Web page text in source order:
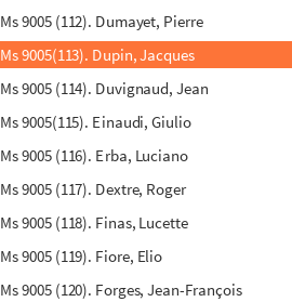
Ms 9005 (112). Dumayet, Pierre
Ms 9005(113). Dupin, Jacques
Ms 9005 (114). Duvignaud, Jean
Ms 9005(115). Einaudi, Giulio
Ms 9005 (116). Erba, Luciano
Ms 9005 (117). Dextre, Roger
Ms 9005 (118). Finas, Lucette
Ms 9005 (119). Fiore, Elio
Ms 9005 (120). Forges, Jean-François